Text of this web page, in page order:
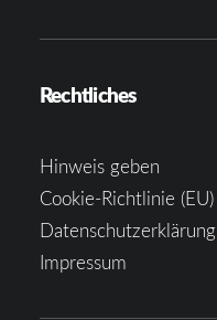
Rechtliches
Hinweis geben
Cookie-Richtlinie (EU)
Datenschutzerklärung
Impressum